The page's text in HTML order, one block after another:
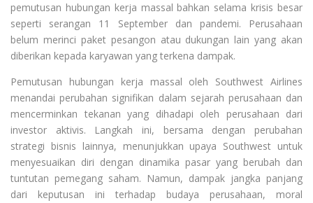
pemutusan hubungan kerja massal bahkan selama krisis besar
seperti serangan 11 September dan pandemi. Perusahaan
belum merinci paket pesangon atau dukungan lain yang akan
diberikan kepada karyawan yang terkena dampak.
Pemutusan hubungan kerja massal oleh Southwest Airlines
menandai perubahan signifikan dalam sejarah perusahaan dan
mencerminkan tekanan yang dihadapi oleh perusahaan dari
investor aktivis. Langkah ini, bersama dengan perubahan
strategi bisnis lainnya, menunjukkan upaya Southwest untuk
menyesuaikan diri dengan dinamika pasar yang berubah dan
tuntutan pemegang saham. Namun, dampak jangka panjang
dari keputusan ini terhadap budaya perusahaan, moral